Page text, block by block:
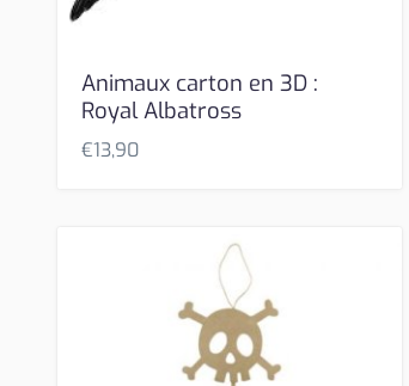
Animaux carton en 3D :
Royal Albatross
€13,90